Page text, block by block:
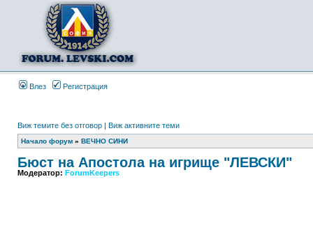
Влез Регистрация
Виж темите без отговор | Виж активните теми
Начало форум » ВЕЧНО СИНИ
Бюст на Апостола на игрище "ЛЕВСКИ"
Модератор: ForumKeepers